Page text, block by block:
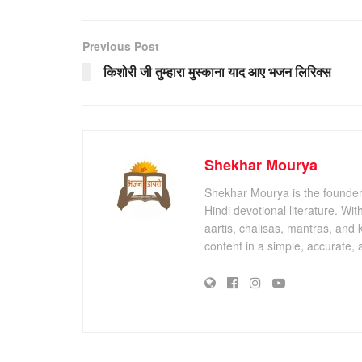
Previous Post
किशोरी जी तुम्हारा मुस्काना याद आए भजन लिरिक्स
Shekhar Mourya
Shekhar Mourya is the
Hindi devotional literature.
aartis, chalisas, mantras, and
content in a simple, accurate,